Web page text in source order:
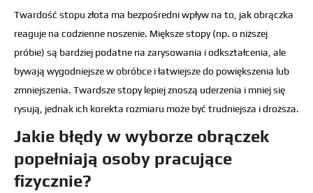
Twardość stopu złota ma bezpośredni wpływ na to, jak obrączka
reaguje na codzienne noszenie. Miększe stopy (np. o niższej
próbie) są bardziej podatne na zarysowania i odkształcenia, ale
bywają wygodniejsze w obróbce i łatwiejsze do powiększenia lub
zmniejszenia. Twardsze stopy lepiej znoszą uderzenia i mniej się
rysują, jednak ich korekta rozmiaru może być trudniejsza i droższa.
Jakie błędy w wyborze obrączek
popełniają osoby pracujące
fizycznie?